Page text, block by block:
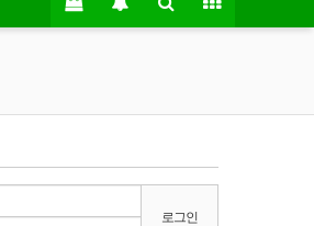
로그인